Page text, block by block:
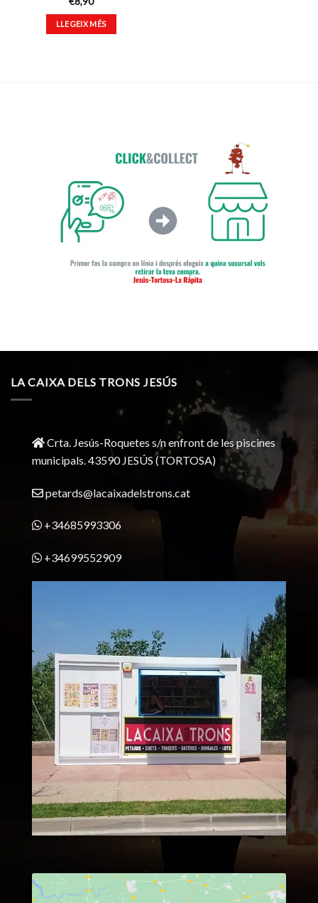
LLEGEIX MÉS
LA CAIXA DELS TRONS JESÚS
Crta. Jesús-Roquetes s/n enfront de les piscines
municipals. 43590 JESÚS (TORTOSA)
petards@lacaixadelstrons.cat
+34685993306
+34699552909